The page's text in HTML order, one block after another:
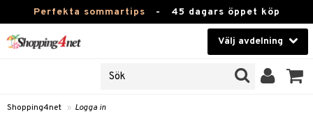
Perfekta sommartips - 45 dagars öppet köp
Välj avdelning
Kontaktlinser
Shopping4net » Logga in